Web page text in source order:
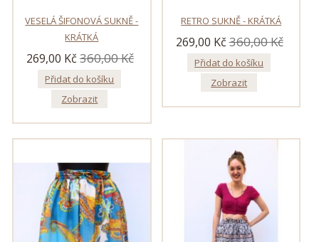
VESELÁ ŠIFONOVÁ SUKNĚ -
KRÁTKÁ
269,00 Kč 360,00 Kč
Přidat do košíku
Zobrazit
RETRO SUKNĚ - KRÁTKÁ
269,00 Kč 360,00 Kč
Přidat do košíku
Zobrazit